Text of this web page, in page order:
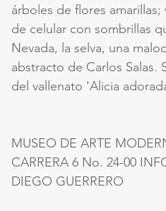
árboles de flores
de celular con sombrillas
Nevada, la selva, una
abstracto de Carlos Salas.
del vallenato 'Alicia
MUSEO DE ARTE
CARRERA 6 No. 24-00
DIEGO GUERRERO